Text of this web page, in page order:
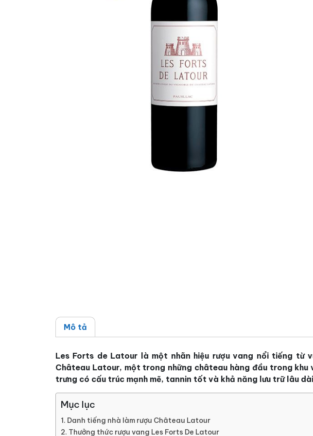
Mô tả
Les Forts de Latour là một nhãn hiệu rượu vang nổi tiếng từ
Château Latour, một trong những château hàng đầu trong
trưng có cấu trúc mạnh mẽ, tannin tốt và khả năng lưu trữ lâu
Mục lục
Danh tiếng nhà làm rượu Château Latour
Thưởng thức rượu vang Les Forts De Latour